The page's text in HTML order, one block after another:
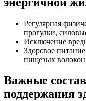
Регулярная
прогулки,
Исключение
Здоровое
пищевых волокон
Важные
поддержания